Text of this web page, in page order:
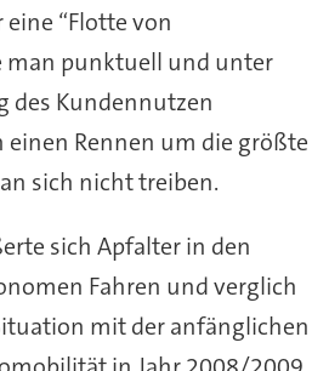
“Flotte von
man punktuell und unter
des Kundennutzen
Rennen um die größte
sich nicht treiben.
sich Apfalter in den
Fahren und verglich
mit der anfänglichen